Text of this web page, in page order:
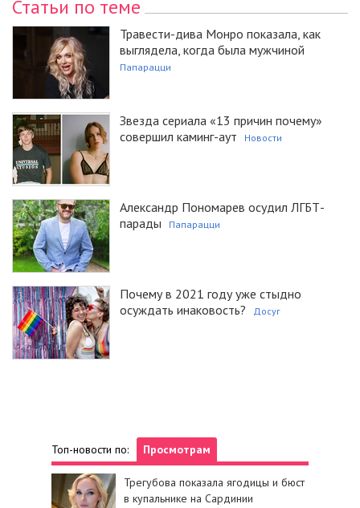
Статьи по теме
Травести-дива Монро показала, как
выглядела, когда была мужчиной
Папарацци
Звезда сериала «13 причин почему»
совершил каминг-аут
Новости
Александр Пономарев осудил ЛГБТ-
парады
Папарацци
Почему в 2021 году уже стыдно
осуждать инаковость?
Досуг
Топ-новости по: Просмотрам
Трегубова показала ягодицы и бюст
в купальнике на Сардинии